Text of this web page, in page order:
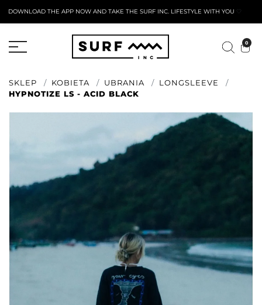
DOWNLOAD THE APP NOW AND TAKE THE SURF INC. LIFESTYLE WITH YOU 🤍
0
SKLEP KOBIETA UBRANIA
LONGSLEEVE
HYPNOTIZE LS - ACID BLACK
AKTYWNY FORMULARZ ZWROTU